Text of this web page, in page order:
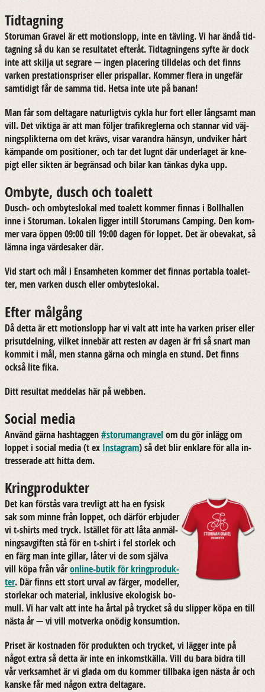
Tidtagning
Stor­uman Gra­vel är ett mo­tions­lopp, inte en täv­ling. Vi har ändå tid­
tag­ning så du kan se re­sul­ta­tet ef­teråt. Tid­tag­ning­ens syfte är dock
inte att skil­ja ut seg­ra­re — ingen pla­ce­ring till­de­las och det finns
var­ken pre­sta­tions­pri­ser eller pris­pal­lar. Kom­mer flera in un­ge­fär
sam­ti­digt får de samma tid. Hetsa inte ute på banan!
Man får som del­ta­ga­re na­tur­ligt­vis cykla hur fort eller lång­samt man
vill. Det vik­ti­ga är att man föl­jer tra­fik­reg­ler­na och stan­nar vid väj­
nings­plik­ter­na om det krävs, visar varand­ra hän­syn, und­vi­ker hårt
käm­pan­de om po­si­tio­ner, och tar det lugnt där un­der­la­get är kne­
pigt eller sik­ten är be­grän­sad och bilar kan tän­kas dyka upp.
Ombyte, dusch och toalett
Dusch-​ och om­by­teslo­kal med to­a­lett kom­mer fin­nas i Boll­hal­len
inne i Stor­uman. Lo­ka­len lig­ger in­till Stor­umans Cam­ping. Den kom­
mer vara öppen 09:00 till 19:00 dagen för lop­pet. Det är obe­va­kat, så
lämna inga vär­desa­ker där.
Vid start och mål i En­sam­he­ten kom­mer det fin­nas por­tab­la to­a­let­
ter, men var­ken dusch eller om­by­teslo­kal.
Efter målgång
Då detta är ett mo­tions­lopp har vi valt att inte ha var­ken pri­ser eller
pris­ut­del­ning, vil­ket in­ne­bär att res­ten av dagen är fri så snart man
kom­mit i mål, men stan­na gärna och ming­la en stund. Det finns
också lite fika.
Ditt re­sul­tat med­de­las här på web­ben.
Social media
An­vänd gärna hash­tag­gen#sto­ru­man­gra­vel om du gör in­lägg om
lop­pet i so­ci­al media (t ex In­stagram) så det blir enkla­re för alla in­
tres­se­ra­de att hitta dem.
Kringprodukter
Det kan för­stås vara trev­ligt att ha en fy­sisk
sak som minne från lop­pet, och där­för er­bju­der
vi t-​shirts med tryck. Istäl­let för att låta an­mäl­
nings­av­gif­ten stå för en t-​shirt i fel stor­lek och
en färg man inte gil­lar, låter vi de som själ­va
vill köpa från våronline-​butik för kring­pro­duk­
ter. Där finns ett stort urval av fär­ger, mo­del­ler,
stor­le­kar och ma­te­ri­al, in­klu­si­ve eko­lo­gisk bo­
mull. Vi har valt att inte ha årtal på tryc­ket så du slip­per köpa en till
nästa år — vi vill mot­ver­ka onö­dig kon­sum­tion.
Pri­set är kost­na­den för pro­duk­ten och tryc­ket, vi läg­ger inte på
något extra så detta är inte en in­komst­käl­la. Vill du bara bidra till
vår verk­sam­het är vi glada om du kom­mer till­ba­ka igen nästa år och
kanske får med någon extra del­ta­ga­re.